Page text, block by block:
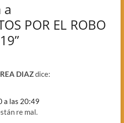
a
POR EL ROBO
DIAZdice:
a las 20:49
re mal.